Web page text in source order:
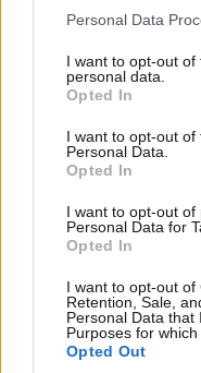
Please note that this
not limited to your visit
grant or deny consent
use your data for
consent section.
Personal Data
I want to opt-out
personal data.
Opted In
I want to opt-out of
Personal Data.
Opted In
I want to opt-out of
Personal Data for
Opted In
I want to opt-out of
Retention, Sale,
Personal Data that
Purposes for which
Opted Out
ηλιθιου αγγλου
μπορούσε να είχε
η γυναίκα.Αλλά από
να φωνάξει
Έλληνες αλλά οι
ποτέ κάτι
διακοπές μ μου
.χειρότερος λαός
μάτια μας!
Απαντήστε
Pantelis